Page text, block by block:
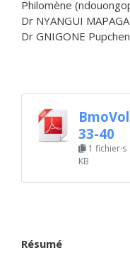
Philomène
Dr NYANGUI
Dr GNIGONE
33-40
1 fichier·s
KB
Résumé